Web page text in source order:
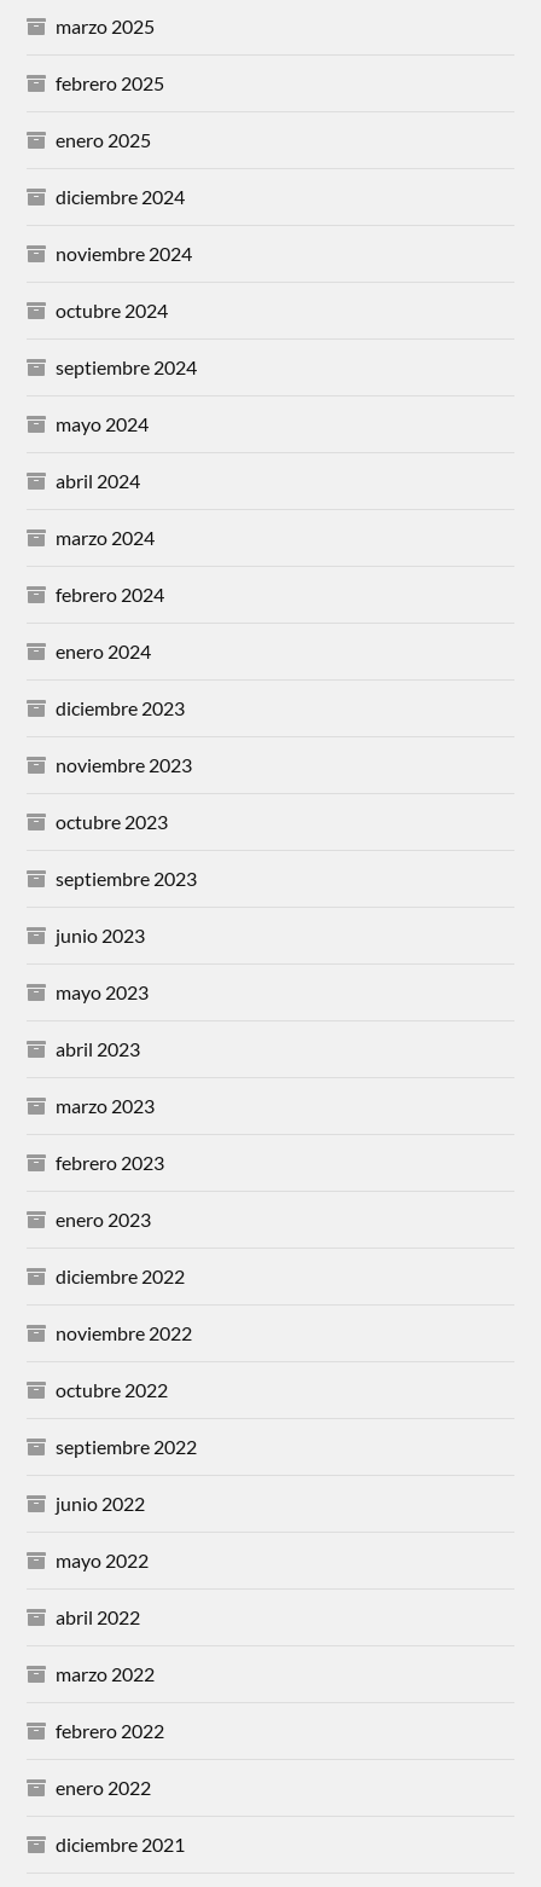
marzo 2025
febrero 2025
enero 2025
diciembre 2024
noviembre 2024
octubre 2024
septiembre 2024
mayo 2024
abril 2024
marzo 2024
febrero 2024
enero 2024
diciembre 2023
noviembre 2023
octubre 2023
septiembre 2023
junio 2023
mayo 2023
abril 2023
marzo 2023
febrero 2023
enero 2023
diciembre 2022
noviembre 2022
octubre 2022
septiembre 2022
junio 2022
mayo 2022
abril 2022
marzo 2022
febrero 2022
enero 2022
diciembre 2021